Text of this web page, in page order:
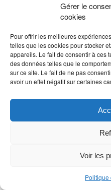
Gérer le
cookies
Pour offrir les meilleures
telles que les cookies pour stocker
appareils. Le fait de consentir à ces
des données telles que le
sur ce site. Le fait de ne pas
avoir un effet négatif sur certaines
Voir les
Politique